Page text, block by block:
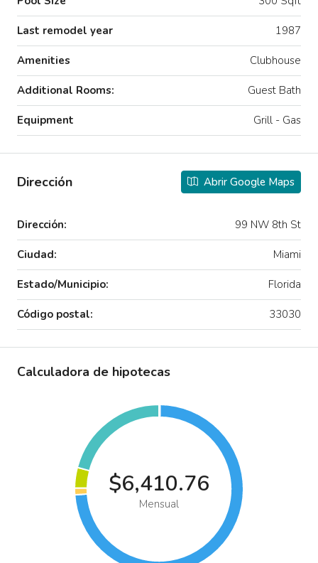
Last remodel year 1987
Amenities Clubhouse
Additional Rooms: Guest Bath
Equipment Grill - Gas
Dirección Abrir Google Maps
Dirección: 99 NW 8th St
Ciudad: Miami
Estado/Municipio: Florida
Código postal: 33030
Calculadora de hipotecas
$6,410.76
Mensual